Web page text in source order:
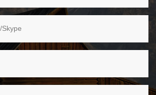
Skype